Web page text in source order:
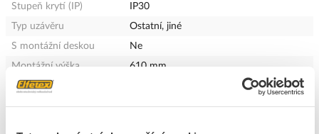
Stupeň krytí (IP)
IP30
Typ uzávěru
Ostatní, jiné
S montážní deskou
Ne
Montážní výška
610 mm
Montážní šířka
EMC verze
Ano